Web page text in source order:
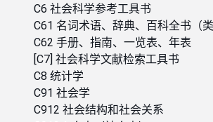
C6 社会科学参考工具书
C61 名词术语、辞典、百科全书（类
C62 手册、指南、一览表、年表
[C7] 社会科学文献检索工具书
C8 统计学
C91 社会学
C912 社会结构和社会关系